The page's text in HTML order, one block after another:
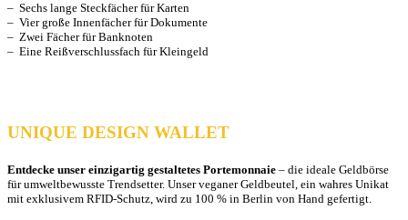
– Sechs lange Steckfächer für Karten
– Vier große Innenfächer für Dokumente
– Zwei Fächer für Banknoten
– Eine Reißverschlussfach für Kleingeld
UNIQUE DESIGN WALLET
Entdecke unser einzigartig gestaltetes Portemonnaie – die ideale Geldbörse
für umweltbewusste Trendsetter. Unser veganer Geldbeutel, ein wahres Unikat
mit exklusivem RFID-Schutz, wird zu 100 % in Berlin von Hand gefertigt.